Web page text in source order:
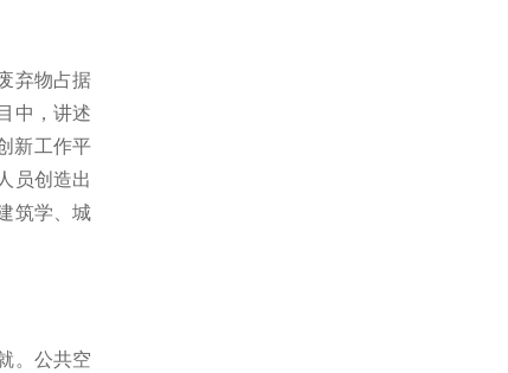
弃物占据
中，讲述
新工作平
员创造出
筑学、城
。公共空